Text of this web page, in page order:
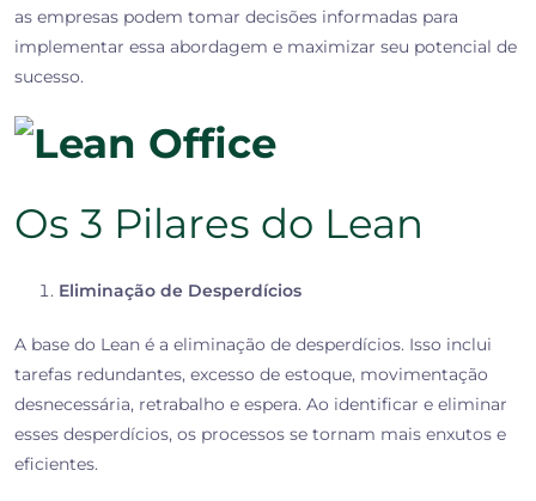
as empresas podem tomar decisões informadas para
implementar essa abordagem e maximizar seu potencial de
sucesso.
Os 3 Pilares do Lean
Eliminação de Desperdícios
A base do Lean é a eliminação de desperdícios. Isso inclui
tarefas redundantes, excesso de estoque, movimentação
desnecessária, retrabalho e espera. Ao identificar e eliminar
esses desperdícios, os processos se tornam mais enxutos e
eficientes.